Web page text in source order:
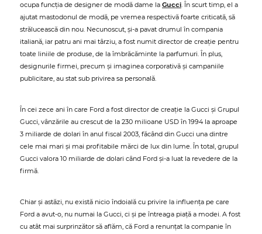
ocupa funcția de designer de modă dame la Gucci. În scurt timp, el a
ajutat mastodonul de modă, pe vremea respectivă foarte criticată, să
strălucească din nou. Necunoscut, și-a pavat drumul în compania
italiană, iar patru ani mai târziu, a fost numit director de creație pentru
toate liniile de produse, de la îmbrăcăminte la parfumuri. În plus,
designurile firmei, precum și imaginea corporativă și campaniile
publicitare, au stat sub privirea sa personală.
În cei zece ani în care Ford a fost director de creație la Gucci și Grupul
Gucci, vânzările au crescut de la 230 milioane USD în 1994 la aproape
3 miliarde de dolari în anul fiscal 2003, făcând din Gucci una dintre
cele mai mari și mai profitabile mărci de lux din lume. În total, grupul
Gucci valora 10 miliarde de dolari când Ford și-a luat la revedere de la
firmă.
Chiar și astăzi, nu există nicio îndoială cu privire la influența pe care
Ford a avut-o, nu numai la Gucci, ci și pe întreaga piață a modei. A fost
cu atât mai surprinzător să aflăm, că Ford a renunțat la companie în